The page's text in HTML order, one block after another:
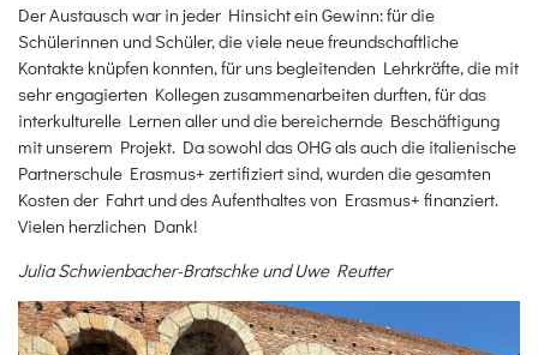
Der Austausch war in jeder Hinsicht ein Gewinn: für die
Schülerinnen und Schüler, die viele neue freundschaftliche
Kontakte knüpfen konnten, für uns begleitenden Lehrkräfte, die mit
sehr engagierten Kollegen zusammenarbeiten durften, für das
interkulturelle Lernen aller und die bereichernde Beschäftigung
mit unserem Projekt. Da sowohl das OHG als auch die italienische
Partnerschule Erasmus+ zertifiziert sind, wurden die gesamten
Kosten der Fahrt und des Aufenthaltes von Erasmus+ finanziert.
Vielen herzlichen Dank!
Julia Schwienbacher-Bratschke und Uwe Reutter